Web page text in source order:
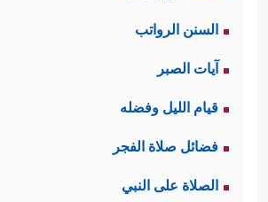
السنن الرواتب
آيات الصبر
قيام الليل وفضله
فضائل صلاة الفجر
الصلاة على النبي